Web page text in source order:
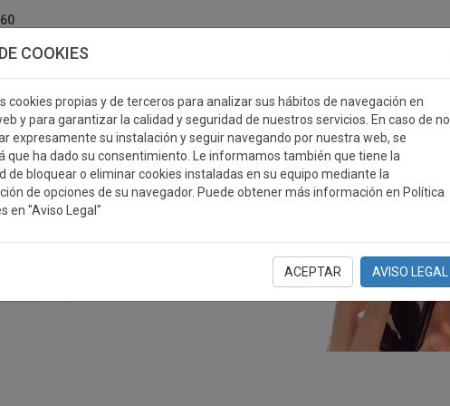
COOKIES
cookies propias y de terceros para analizar sus hábitos de navegación en
y para garantizar la calidad y seguridad de nuestros servicios. En caso de no
expresamente su instalación y seguir navegando por nuestra web, se
que ha dado su consentimiento. Le informamos también que tiene la
de bloquear o eliminar cookies instaladas en su equipo mediante la
de opciones de su navegador. Puede obtener más información en Política
en "Aviso Legal"
ACEPTAR AVISO LEGAL
MEDALLAS PLACAS REGALOS